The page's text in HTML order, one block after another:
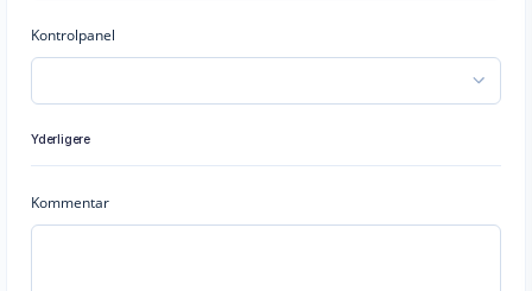
Kontrolpanel
Yderligere
Kommentar